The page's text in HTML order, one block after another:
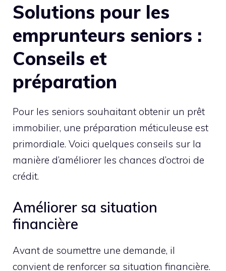
Solutions pour les
emprunteurs seniors :
Conseils et
préparation
Pour les seniors souhaitant obtenir un prêt
immobilier, une préparation méticuleuse est
primordiale. Voici quelques conseils sur la
manière d’améliorer les chances d’octroi de
crédit.
Améliorer sa situation
financière
Avant de soumettre une demande, il
convient de renforcer sa situation financière.